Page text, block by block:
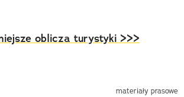
oblicza turystyki >>>
materiały prasowe